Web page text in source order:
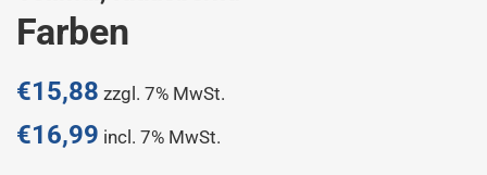
Farben
Normaler
€15,88 zzgl. 7% MwSt.
€16,99 incl. 7% MwSt.